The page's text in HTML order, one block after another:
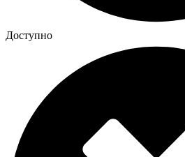
Доступно